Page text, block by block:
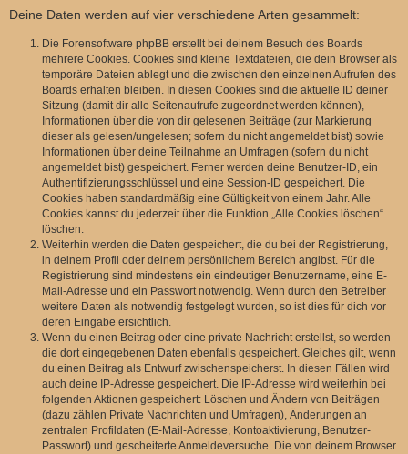
Deine Daten werden auf vier verschiedene Arten gesammelt:
Die Forensoftware phpBB erstellt bei deinem Besuch des Boards
mehrere Cookies. Cookies sind kleine Textdateien, die dein Browser als
temporäre Dateien ablegt und die zwischen den einzelnen Aufrufen des
Boards erhalten bleiben. In diesen Cookies sind die aktuelle ID deiner
Sitzung (damit dir alle Seitenaufrufe zugeordnet werden können),
Informationen über die von dir gelesenen Beiträge (zur Markierung
dieser als gelesen/ungelesen; sofern du nicht angemeldet bist) sowie
Informationen über deine Teilnahme an Umfragen (sofern du nicht
angemeldet bist) gespeichert. Ferner werden deine Benutzer-ID, ein
Authentifizierungsschlüssel und eine Session-ID gespeichert. Die
Cookies haben standardmäßig eine Gültigkeit von einem Jahr. Alle
Cookies kannst du jederzeit über die Funktion „Alle Cookies löschen“
löschen.
Weiterhin werden die Daten gespeichert, die du bei der Registrierung,
in deinem Profil oder deinem persönlichem Bereich angibst. Für die
Registrierung sind mindestens ein eindeutiger Benutzername, eine E-
Mail-Adresse und ein Passwort notwendig. Wenn durch den Betreiber
weitere Daten als notwendig festgelegt wurden, so ist dies für dich vor
deren Eingabe ersichtlich.
Wenn du einen Beitrag oder eine private Nachricht erstellst, so werden
die dort eingegebenen Daten ebenfalls gespeichert. Gleiches gilt, wenn
du einen Beitrag als Entwurf zwischenspeicherst. In diesen Fällen wird
auch deine IP-Adresse gespeichert. Die IP-Adresse wird weiterhin bei
folgenden Aktionen gespeichert: Löschen und Ändern von Beiträgen
(dazu zählen Private Nachrichten und Umfragen), Änderungen an
zentralen Profildaten (E-Mail-Adresse, Kontoaktivierung, Benutzer-
Passwort) und gescheiterte Anmeldeversuche. Die von deinem Browser